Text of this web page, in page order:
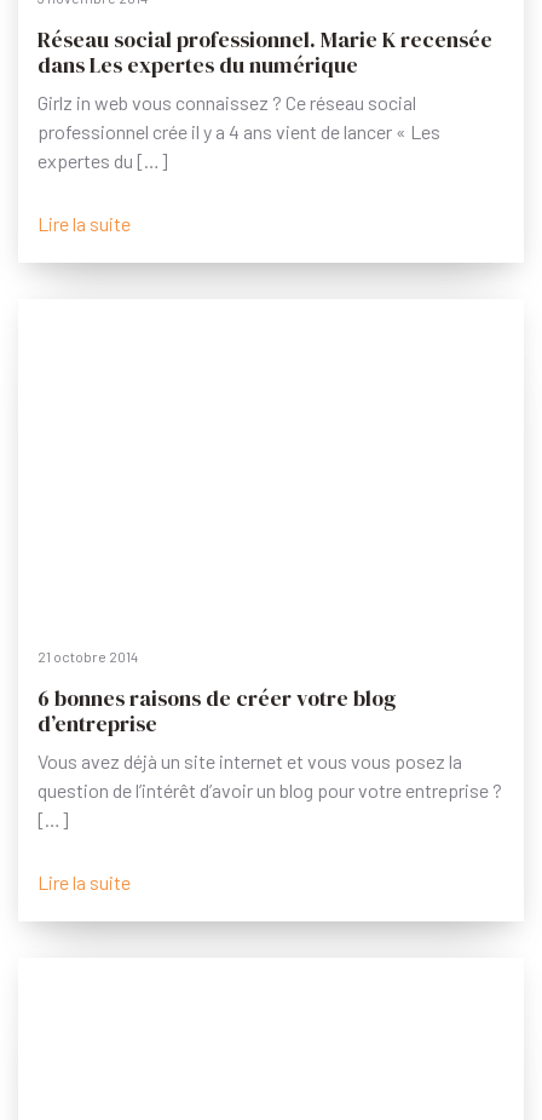
Réseau social professionnel. Marie K recensée
dans Les expertes du numérique
Girlz in web vous connaissez ? Ce réseau social
professionnel crée il y a 4 ans vient de lancer « Les
expertes du […]
Lire la suite
21 octobre 2014
6 bonnes raisons de créer votre blog
d’entreprise
Vous avez déjà un site internet et vous vous posez la
question de l’intérêt d’avoir un blog pour votre entreprise ?
[…]
Lire la suite